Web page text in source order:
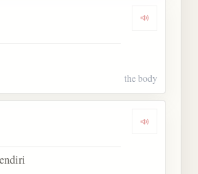
Dengarkan
the body
Dengarkan